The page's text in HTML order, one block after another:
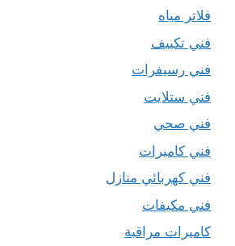
فلاتر مياه
فني تكييف
فني رسيفرات
فني ستلايت
فني صحي
فني كاميرات
فني كهربائي منازل
فني مكيفات
كاميرات مراقبة